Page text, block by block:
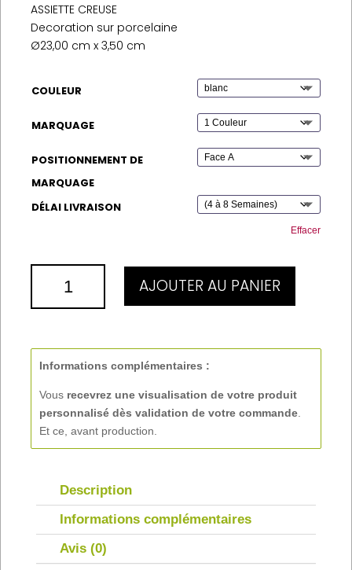
ASSIETTE CREUSE
Decoration sur porcelaine
Ø23,00 cm x 3,50 cm
COULEUR
MARQUAGE
POSITIONNEMENT DE
MARQUAGE
DÉLAI LIVRAISON
Effacer
ASSIETTE
AJOUTER AU PANIER
Informations complémentaires :
Vous recevrez une visualisation de votre produit
personnalisé dès validation de votre commande
Et ce, avant production.
Description
Informations complémentaires
Avis (0)